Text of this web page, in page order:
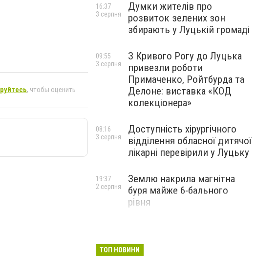
, чтобы оценить
Думки жителів про
розвиток зелених зон
збирають у Луцькій громаді
16:37
3 серпня
З Кривого Рогу до Луцька
привезли роботи
Примаченко, Ройтбурда та
Делоне: виставка «КОД
колекціонера»
09:55
3 серпня
Доступність хірургічного
відділення обласної дитячої
лікарні перевірили у Луцьку
08:16
3 серпня
Землю накрила магнітна
буря майже 6-бального
рівня
19:37
2 серпня
ТОП НОВИНИ